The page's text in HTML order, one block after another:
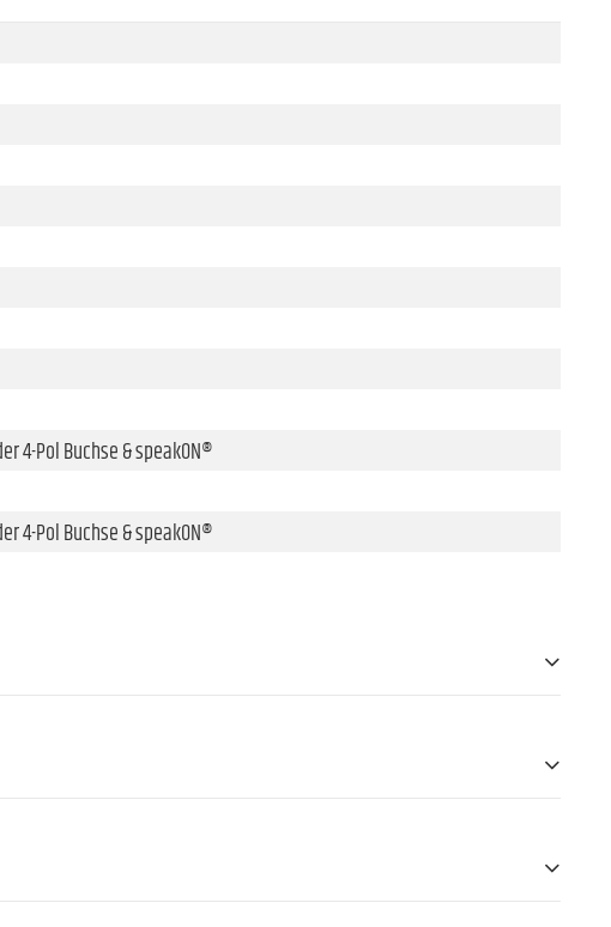
4-Pol Buchse & speakON®
4-Pol Buchse & speakON®